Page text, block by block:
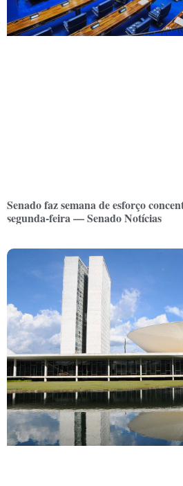
Senado faz semana de esforço
segunda-feira — Senado Notícias